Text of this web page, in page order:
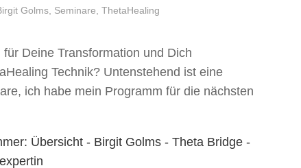
Golms, Seminare,ThetaHealing
Deine Transformation und Dich
Technik? Untenstehend ist eine
ich habe mein Programm für die nächsten